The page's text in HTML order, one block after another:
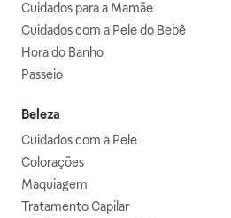
Cuidados para a Mamãe
Cuidados com a Pele do Bebê
Hora do Banho
Passeio
Beleza
Cuidados com a Pele
Colorações
Maquiagem
Tratamento Capilar